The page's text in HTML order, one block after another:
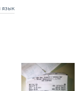
язык